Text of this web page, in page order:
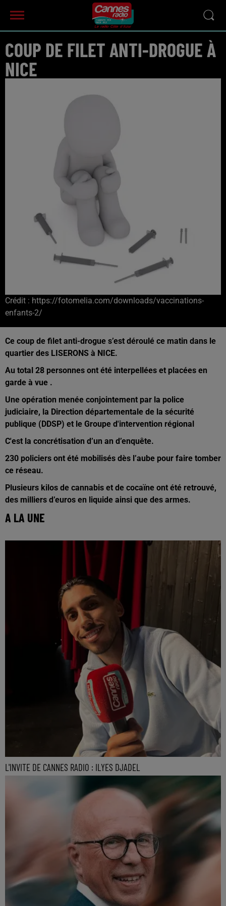
COUP DE FILET ANTI-DROGUE À
NICE
Crédit : https://fotomelia.com/downloads/vaccinations-
enfants-2/
Ce coup de filet anti-drogue s’est déroulé ce matin dans le
quartier des LISERONS à NICE.
Au total 28 personnes ont été interpellées et placées en
garde à vue .
Une opération menée conjointement par la police
judiciaire, la Direction départementale de la sécurité
publique (DDSP) et le Groupe d'intervention régional
C'est la concrétisation d’un an d’enquête.
230 policiers ont été mobilisés dès l’aube pour faire tomber
ce réseau.
Plusieurs kilos de cannabis et de cocaïne ont été retrouvé,
des milliers d’euros en liquide ainsi que des armes.
A LA UNE
L'INVITE DE CANNES RADIO : ILYES DJADEL